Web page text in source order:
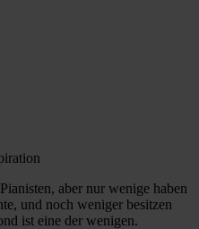
aber nur wenige haben
und noch weniger besitzen
ist eine der wenigen.